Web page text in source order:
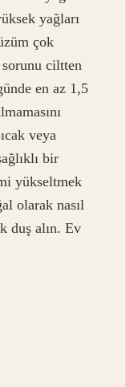
yağları
çok
sorunu ciltten
en az 1,5
veya
bir
yükseltmek
olarak nasıl
duş alın. Ev